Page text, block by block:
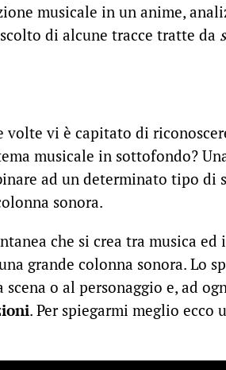
musicale in un anime,
di alcune tracce tratte da
volte vi è capitato di
musicale in sottofondo?
ad un determinato tipo di
sonora.
che si crea tra musica ed
grande colonna sonora. Lo
o al personaggio e, ad
. Per spiegarmi meglio ecco